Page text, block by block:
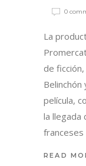
0
La
de
película,
la llegada
franceses
READ